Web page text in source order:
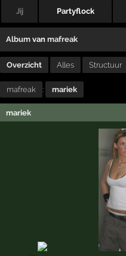
Jij Partyflock
Album vanmafreak
Overzicht Alles Structuur
mafreak : mariek
mariek